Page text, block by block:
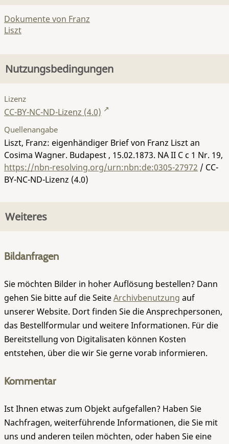
Dokumente von Franz
Liszt
Nutzungsbedingungen
Lizenz
CC-BY-NC-ND-Lizenz (4.0)
Quellenangabe
Liszt, Franz: eigenhändiger Brief von Franz Liszt an
Cosima Wagner. Budapest , 15.02.1873. NA II C c 1 Nr. 19,
https://nbn-resolving.org/urn:nbn:de:0305-27972 / CC-
BY-NC-ND-Lizenz (4.0)
Weiteres
Bildanfragen
Sie möchten Bilder in hoher Auflösung bestellen? Dann
gehen Sie bitte auf die SeiteArchivbenutzung auf
unserer Website. Dort finden Sie die Ansprechpersonen,
das Bestellformular und weitere Informationen. Für die
Bereitstellung von Digitalisaten können Kosten
entstehen, über die wir Sie gerne vorab informieren.
Kommentar
Ist Ihnen etwas zum Objekt aufgefallen? Haben Sie
Nachfragen, weiterführende Informationen, die Sie mit
uns und anderen teilen möchten, oder haben Sie eine